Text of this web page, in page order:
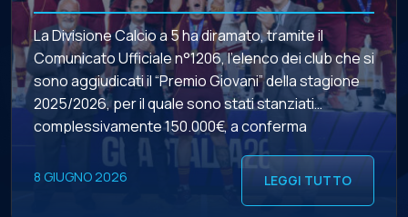
La Divisione Calcio a 5 ha diramato, tramite il
Comunicato Ufficiale n°1206, l’elenco dei club che si
sono aggiudicati il “Premio Giovani” della stagione
2025/2026, per il quale sono stati stanziati
complessivamente 150.000€, a conferma
dell’impegno della governance di Viale Tiziano nel
sostenere economicamente, attraverso l’impiego
8 GIUGNO 2026 LEGGI TUTTO